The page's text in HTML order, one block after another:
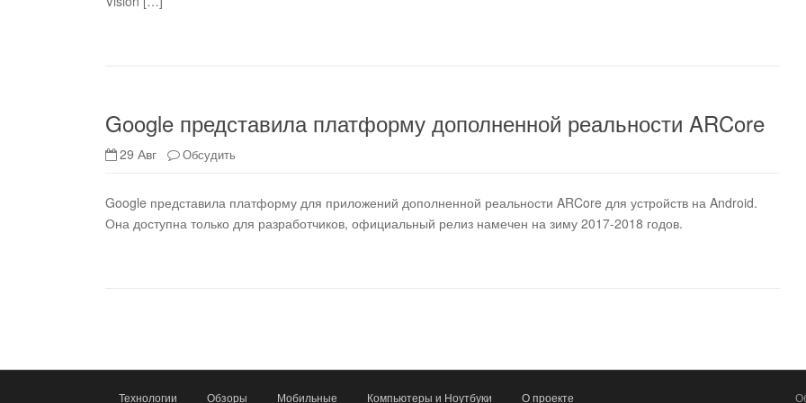
Google представила платформу дополненной реальности ARCore
29 Авг Обсудить
Google представила платформу для приложений дополненной реальности ARCore для устройств на Android.
Она доступна только для разработчиков, официальный релиз намечен на зиму 2017-2018 годов.
Технологии Обзоры Мобильные Компьютеры и Ноутбуки О проекте